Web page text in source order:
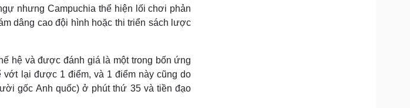
nhưng Campuchia thể hiện lối chơi phản
dâng cao đội hình hoặc thi triển sách lược
hệ và được đánh giá là một trong bốn ứng
lại được 1 điểm, và 1 điểm này cũng do
gốc Anh quốc) ở phút thứ 35 và tiền đạo